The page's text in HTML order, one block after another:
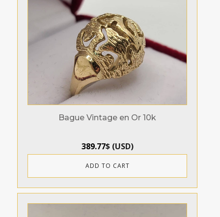
Bague Vintage en Or 10k
389.77$(USD)
ADD TO CART